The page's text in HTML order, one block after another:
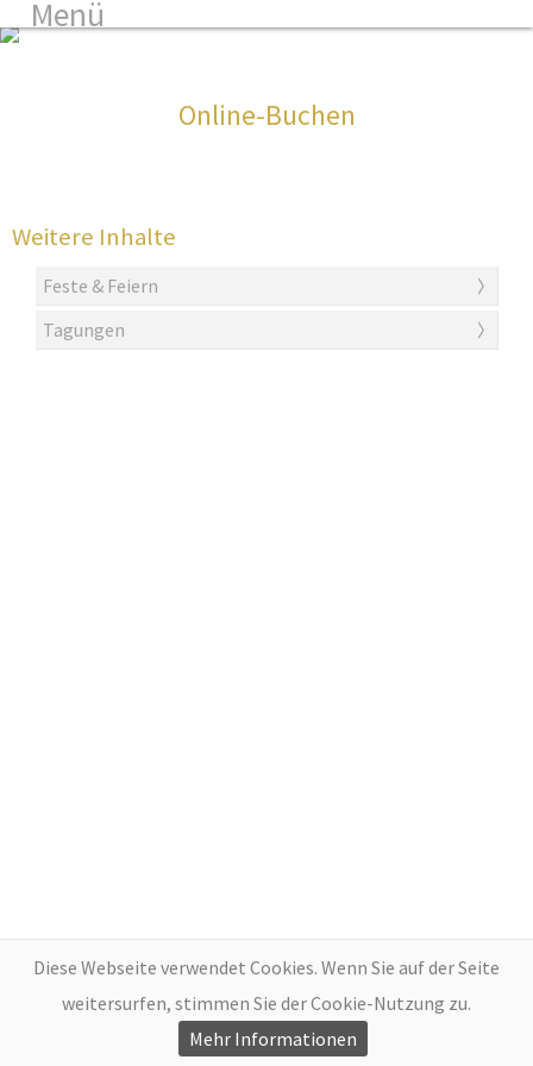
Diese Webseite verwendet Cookies. Wenn Sie auf der Seite
weitersurfen, stimmen Sie der Cookie-Nutzung zu.
Mehr Informationen
Menü
Online-Buchen
Weitere Inhalte
Feste & Feiern
Tagungen